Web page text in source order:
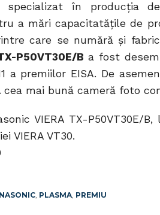
în producția de
a mări capacitatățile de
care se numără și
P50VT30E/B a fost
a premiilor EISA. De
mai bună cameră foto
VIERA TX-
VIERA VT30.
, PLASMA, PREMIU